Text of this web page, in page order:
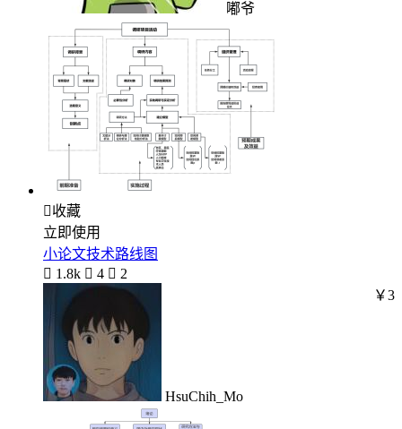
嘟爷
收藏
立即使用
小论文技术路线图
 1.8k  4  2
HsuChih_Mo
￥3